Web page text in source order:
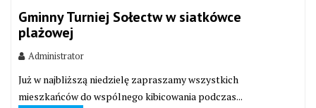
Gminny Turniej Sołectw w siatkówce
plażowej
Administrator
Już w najbliższą niedzielę zapraszamy wszystkich
mieszkańców do wspólnego kibicowania podczas...